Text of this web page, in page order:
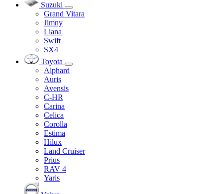
Suzuki
Grand Vitara
Jimny
Liana
Swift
SX4
Toyota
Alphard
Auris
Avensis
C-HR
Carina
Celica
Corolla
Estima
Hilux
Land Cruiser
Prius
RAV 4
Yaris